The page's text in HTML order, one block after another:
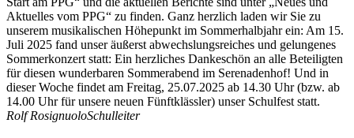
Aktuelles vom PPG“ zu finden. Ganz herzlich laden wir Sie zu
unserem musikalischen Höhepunkt im Sommerhalbjahr ein: Am 15.
Juli 2025 fand unser äußerst abwechslungsreiches und gelungenes
Sommerkonzert statt: Ein herzliches Dankeschön an alle Beteiligten
für diesen wunderbaren Sommerabend im Serenadenhof! Und in
dieser Woche findet am Freitag, 25.07.2025 ab 14.30 Uhr (bzw. ab
14.00 Uhr für unsere neuen Fünftklässler) unser Schulfest statt.
Rolf RosignuoloSchulleiter